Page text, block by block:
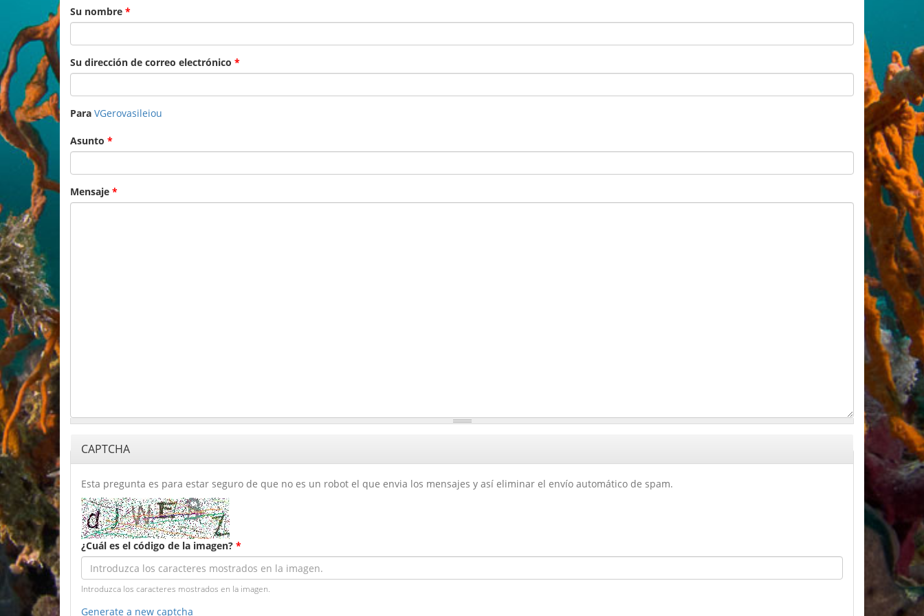
Su nombre *
Su dirección de correo electrónico *
Para VGerovasileiou
Asunto *
Mensaje *
CAPTCHA
Esta pregunta es para estar seguro de que no es un robot el que envia los mensajes y así eliminar el envío automático de spam.
¿Cuál es el código de la imagen? *
Introduzca los caracteres mostrados en la imagen.
Generate a new captcha